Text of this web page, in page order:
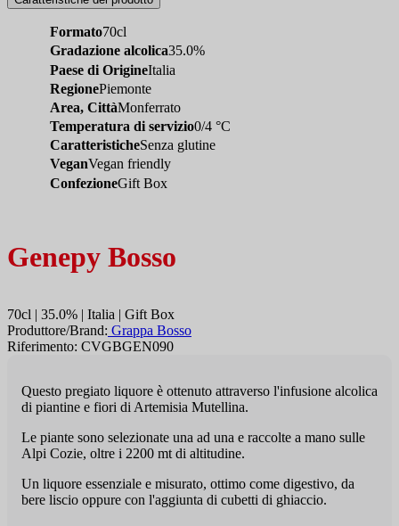
Formato70cl
Gradazione alcolica35.0%
Paese di OrigineItalia
RegionePiemonte
Area, CittàMonferrato
Temperatura di servizio0/4 °C
CaratteristicheSenza glutine
VeganVegan friendly
ConfezioneGift Box
Genepy Bosso
70cl | 35.0% | Italia | Gift Box
Produttore/Brand: Grappa Bosso
Riferimento: CVGBGEN090
Questo pregiato liquore è ottenuto attraverso l'infusione alcolica
di piantine e fiori di Artemisia Mutellina.
Le piante sono selezionate una ad una e raccolte a mano sulle
Alpi Cozie, oltre i 2200 mt di altitudine.
Un liquore essenziale e misurato, ottimo come digestivo, da
bere liscio oppure con l'aggiunta di cubetti di ghiaccio.